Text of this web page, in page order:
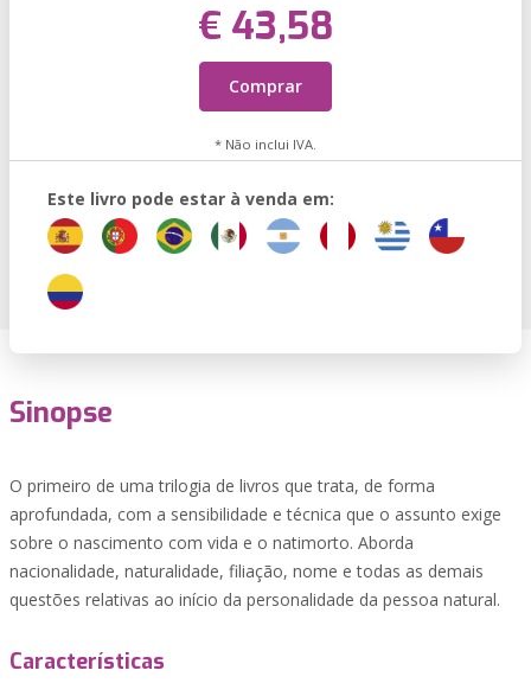
€ 43,58
Comprar
* Não inclui IVA.
Este livro pode estar à venda em:
Sinopse
O primeiro de uma trilogia de livros que trata, de forma
aprofundada, com a sensibilidade e técnica que o assunto exige
sobre o nascimento com vida e o natimorto. Aborda
nacionalidade, naturalidade, filiação, nome e todas as demais
questões relativas ao início da personalidade da pessoa natural.
Características